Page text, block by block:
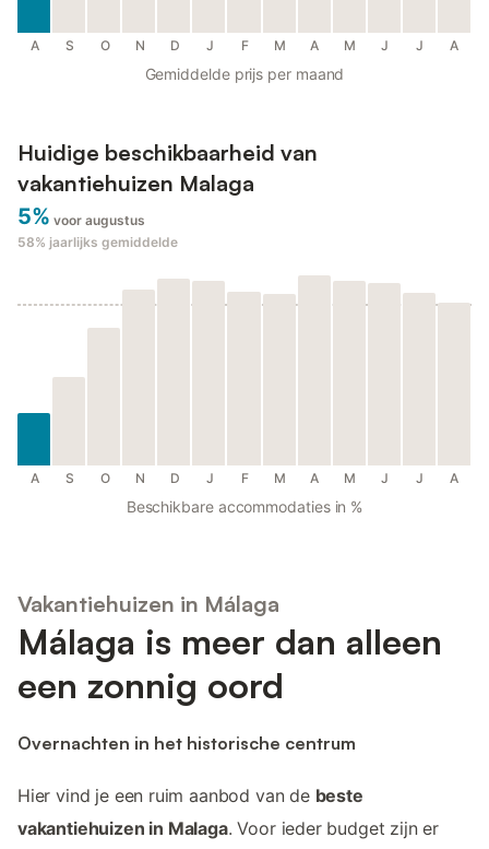
A S O N D J F M A M J J A
Gemiddelde prijs per maand
Huidige beschikbaarheid van
vakantiehuizen Malaga
5% voor augustus
58% jaarlijks gemiddelde
A S O N D J F M A M J J A
Beschikbare accommodaties in %
Vakantiehuizen in Málaga
Málaga is meer dan alleen
een zonnig oord
Overnachten in het historische centrum
Hier vind je een ruim aanbod van de beste
vakantiehuizen in Malaga. Voor ieder budget zijn er